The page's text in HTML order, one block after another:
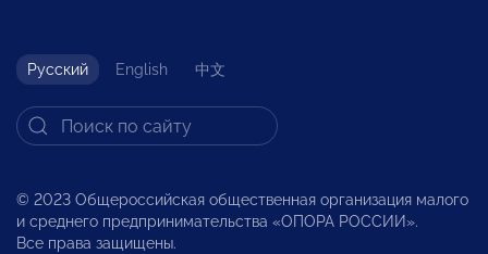
Русский English 中文
© 2023 Общероссийская общественная организация малого
и среднего предпринимательства «ОПОРА РОССИИ».
Все права защищены.